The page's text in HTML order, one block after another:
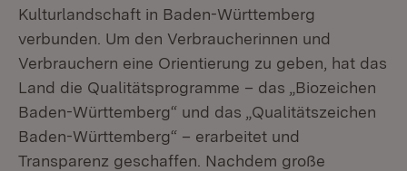
Kulturlandschaft in Baden-Württemberg
verbunden. Um den Verbraucherinnen und
Verbrauchern eine Orientierung zu geben, hat das
Land die Qualitätsprogramme – das „Biozeichen
Baden-Württemberg“ und das „Qualitätszeichen
Baden-Württemberg“ – erarbeitet und
Transparenz geschaffen. Nachdem große